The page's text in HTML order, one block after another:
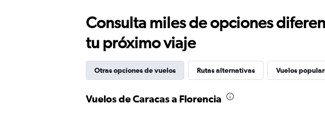
Consulta miles de opciones
tu próximo viaje
Otras opciones de vuelos Rutas alternativas Vuelos
Vuelos de Caracas a Florencia